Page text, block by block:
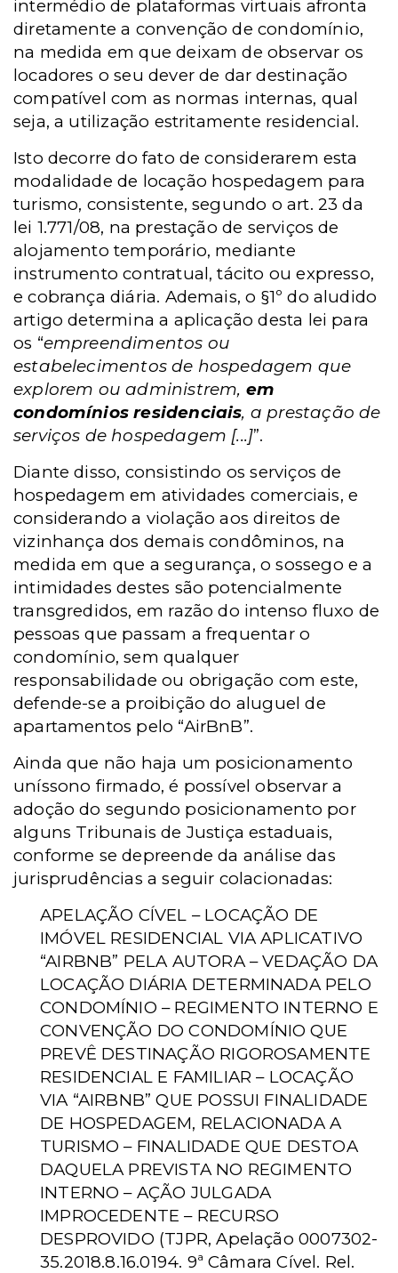
intermédio de plataformas virtuais afronta
diretamente a convenção de condomínio,
na medida em que deixam de observar os
locadores o seu dever de dar destinação
compatível com as normas internas, qual
seja, a utilização estritamente residencial.
Isto decorre do fato de considerarem esta
modalidade de locação hospedagem para
turismo, consistente, segundo o art. 23 da
lei 1.771/08, na prestação de serviços de
alojamento temporário, mediante
instrumento contratual, tácito ou expresso,
e cobrança diária. Ademais, o §1º do aludido
artigo determina a aplicação desta lei para
os “empreendimentos ou
estabelecimentos de hospedagem que
explorem ou administrem, em
condomínios residenciais, a prestação de
serviços de hospedagem [...]”.
Diante disso, consistindo os serviços de
hospedagem em atividades comerciais, e
considerando a violação aos direitos de
vizinhança dos demais condôminos, na
medida em que a segurança, o sossego e a
intimidades destes são potencialmente
transgredidos, em razão do intenso fluxo de
pessoas que passam a frequentar o
condomínio, sem qualquer
responsabilidade ou obrigação com este,
defende-se a proibição do aluguel de
apartamentos pelo “AirBnB”.
Ainda que não haja um posicionamento
uníssono firmado, é possível observar a
adoção do segundo posicionamento por
alguns Tribunais de Justiça estaduais,
conforme se depreende da análise das
jurisprudências a seguir colacionadas:
APELAÇÃO CÍVEL – LOCAÇÃO DE
IMÓVEL RESIDENCIAL VIA APLICATIVO
“AIRBNB” PELA AUTORA – VEDAÇÃO DA
LOCAÇÃO DIÁRIA DETERMINADA PELO
CONDOMÍNIO – REGIMENTO INTERNO E
CONVENÇÃO DO CONDOMÍNIO QUE
PREVÊ DESTINAÇÃO RIGOROSAMENTE
RESIDENCIAL E FAMILIAR – LOCAÇÃO
VIA “AIRBNB” QUE POSSUI FINALIDADE
DE HOSPEDAGEM, RELACIONADA A
TURISMO – FINALIDADE QUE DESTOA
DAQUELA PREVISTA NO REGIMENTO
INTERNO – AÇÃO JULGADA
IMPROCEDENTE – RECURSO
DESPROVIDO (TJPR, Apelação 0007302-
35.2018.8.16.0194. 9ª Câmara Cível. Rel.